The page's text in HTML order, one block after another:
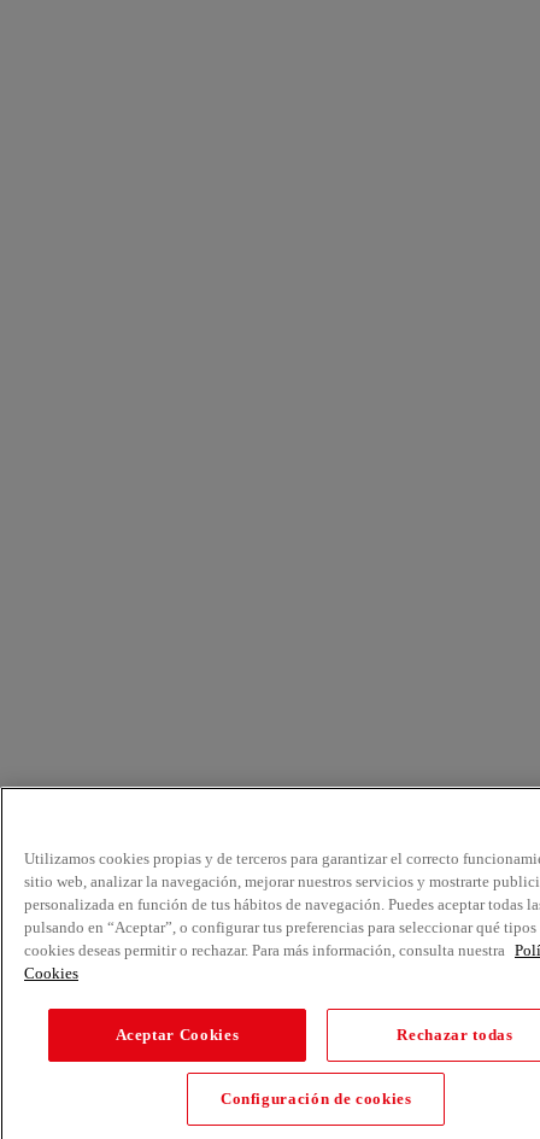
Utilizamos cookies propias y de terceros para garantizar el correcto
sitio web, analizar la navegación, mejorar nuestros servicios y mostrarte
personalizada en función de tus hábitos de navegación. Puedes aceptar todas
pulsando en “Aceptar”, o configurar tus preferencias para seleccionar qué tipos
cookies deseas permitir o rechazar. Para más información, consulta nuestra
Cookies
Aceptar Cookies Rechazar todas
Configuración de cookies